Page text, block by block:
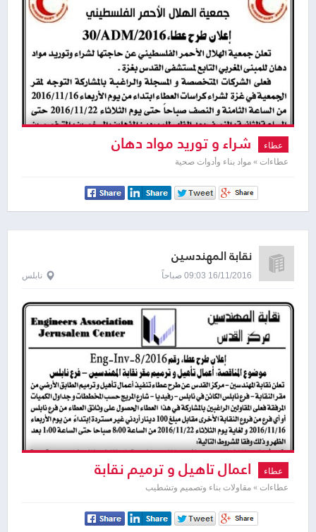
عطاء شراء و توريد مواد دهان
عطاءات » مواد بناء وأدوات صحية
نقابة المهندسين
16/11/2016 09:03 صباحاً نابلس
عطاء اعمال تاهيل و ترميم نقابة
المهندسين
عطاءات » مقاولات بناء وتصميم وتشطيب